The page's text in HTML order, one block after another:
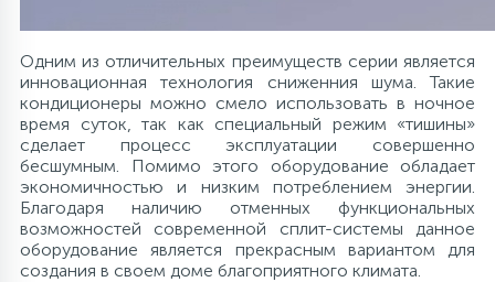
Одним из отличительных преимуществ серии является
инновационная технология сниженния шума. Такие
кондиционеры можно смело использовать в ночное
время суток, так как специальный режим «тишины»
сделает процесс эксплуатации совершенно
бесшумным. Помимо этого оборудование обладает
экономичностью и низким потреблением энергии.
Благодаря наличию отменных функциональных
возможностей современной сплит-системы данное
оборудование является прекрасным вариантом для
создания в своем доме благоприятного климата.